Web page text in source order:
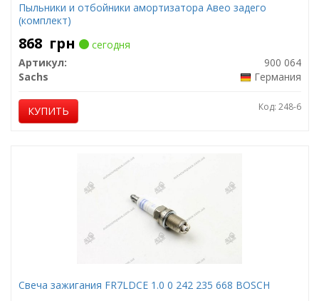
Пыльники и отбойники амортизатора Авео задего
(комплект)
868 грн
сегодня
Артикул:
900 064
Sachs
Германия
КУПИТЬ Код: 248-6
Свеча зажигания FR7LDCE 1.0 0 242 235 668 BOSCH